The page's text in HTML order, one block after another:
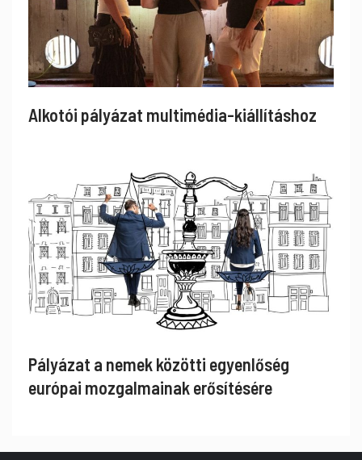
Alkotói pályázat multimédia-kiállításhoz
Pályázat a nemek közötti egyenlőség
európai mozgalmainak erősítésére